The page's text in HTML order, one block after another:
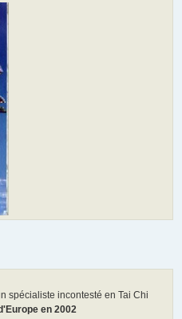
spécialiste incontesté en Tai Chi
en 2002